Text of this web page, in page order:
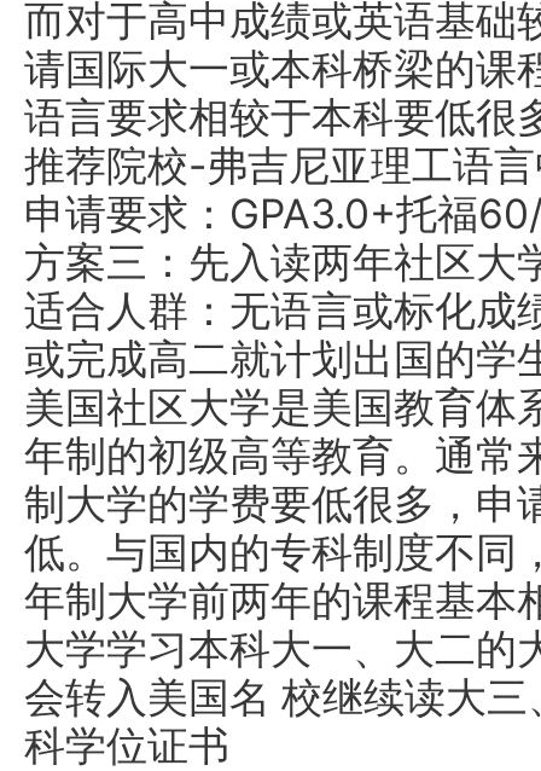
而对于高中成绩或英语基础
请国际大一或本科桥梁的课
语言要求相较于本科要低很
推荐院校-弗吉尼亚理工语
申请要求：GPA3.0+托福
方案三：先入读两年社区大
适合人群：无语言或标化成
或完成高二就计划出国的学
美国社区大学是美国教育体
年制的初级高等教育。通常
制大学的学费要低很多，申
低。与国内的专科制度不同
年制大学前两年的课程基本
大学学习本科大一、大二的
会转入美国名 校继续读大
科学位证书